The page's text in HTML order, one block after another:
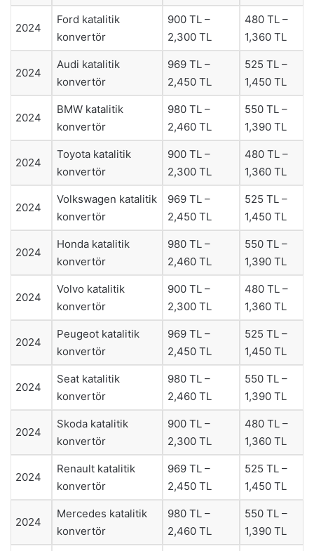
2024
Ford katalitik
konvertör
900 TL –
2,300 TL
480 TL –
1,360 TL
2024
Audi katalitik
konvertör
969 TL –
2,450 TL
525 TL –
1,450 TL
2024
BMW katalitik
konvertör
980 TL –
2,460 TL
550 TL –
1,390 TL
2024
Toyota katalitik
konvertör
900 TL –
2,300 TL
480 TL –
1,360 TL
2024
Volkswagen katalitik
konvertör
969 TL –
2,450 TL
525 TL –
1,450 TL
2024
Honda katalitik
konvertör
980 TL –
2,460 TL
550 TL –
1,390 TL
2024
Volvo katalitik
konvertör
900 TL –
2,300 TL
480 TL –
1,360 TL
2024
Peugeot katalitik
konvertör
969 TL –
2,450 TL
525 TL –
1,450 TL
2024
Seat katalitik
konvertör
980 TL –
2,460 TL
550 TL –
1,390 TL
2024
Skoda katalitik
konvertör
900 TL –
2,300 TL
480 TL –
1,360 TL
2024
Renault katalitik
konvertör
969 TL –
2,450 TL
525 TL –
1,450 TL
2024
Mercedes katalitik
konvertör
980 TL –
2,460 TL
550 TL –
1,390 TL